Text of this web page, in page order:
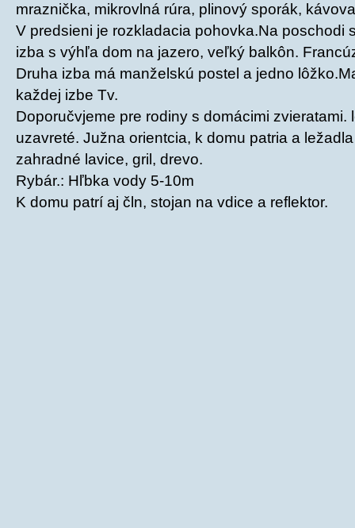
mraznička, mikrovlná rúra, plinový sporák,
V predsieni je rozkladacia pohovka.Na poschodi
izba s výhľa dom na jazero, veľký balkôn.
Druha izba má manželskú postel a jedno
každej izbe Tv.
Doporučvjeme pre rodiny s domácimi zvieratami.
uzavreté. Južna orientcia, k domu patria a
zahradné lavice, gril, drevo.
Rybár.: Hľbka vody 5-10m
K domu patrí aj čln, stojan na vdice a reflektor.